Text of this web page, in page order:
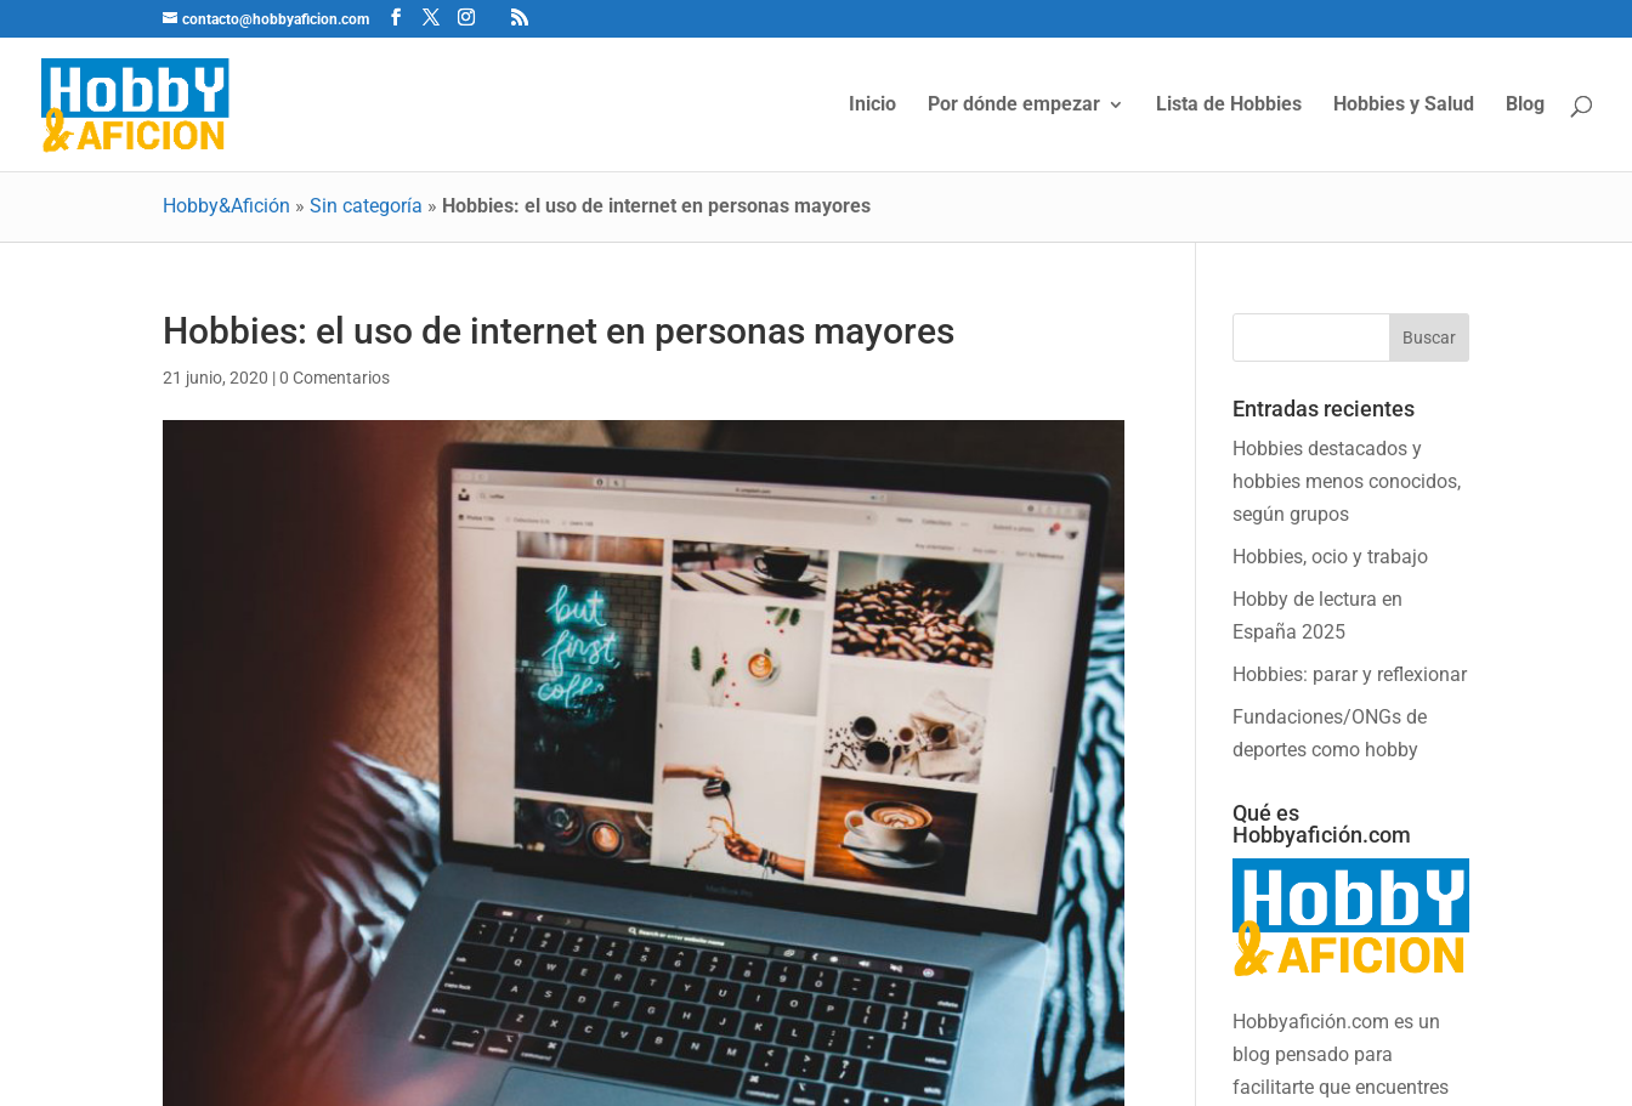
contacto@hobbyaficion.com
Hobby&Afición »Sin categoría » Hobbies: el uso de internet en personas mayores
Inicio Por dónde empezar Lista de Hobbies Hobbies y Salud Blog
Hobbies: el uso de internet en personas mayores
21 junio, 2020 |0 Comentarios
Entradas recientes
Hobbies destacados y
hobbies menos conocidos,
según grupos
Hobbies, ocio y trabajo
Hobby de lectura en
España 2025
Hobbies: parar y reflexionar
Fundaciones/ONGs de
deportes como hobby
Qué es
Hobbyafición.com
Hobbyafición.com es un
blog pensado para
facilitarte que encuentres